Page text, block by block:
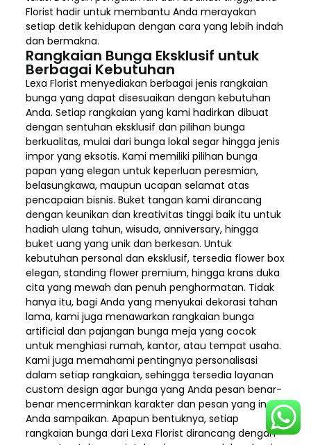
Florist hadir untuk membantu Anda merayakan
setiap detik kehidupan dengan cara yang lebih indah
dan bermakna.
Rangkaian Bunga Eksklusif untuk
Berbagai Kebutuhan
Lexa Florist menyediakan berbagai jenis rangkaian
bunga yang dapat disesuaikan dengan kebutuhan
Anda. Setiap rangkaian yang kami hadirkan dibuat
dengan sentuhan eksklusif dan pilihan bunga
berkualitas, mulai dari bunga lokal segar hingga jenis
impor yang eksotis. Kami memiliki pilihan bunga
papan yang elegan untuk keperluan peresmian,
belasungkawa, maupun ucapan selamat atas
pencapaian bisnis. Buket tangan kami dirancang
dengan keunikan dan kreativitas tinggi baik itu untuk
hadiah ulang tahun, wisuda, anniversary, hingga
buket uang yang unik dan berkesan. Untuk
kebutuhan personal dan eksklusif, tersedia flower box
elegan, standing flower premium, hingga krans duka
cita yang mewah dan penuh penghormatan. Tidak
hanya itu, bagi Anda yang menyukai dekorasi tahan
lama, kami juga menawarkan rangkaian bunga
artificial dan pajangan bunga meja yang cocok
untuk menghiasi rumah, kantor, atau tempat usaha.
Kami juga memahami pentingnya personalisasi
dalam setiap rangkaian, sehingga tersedia layanan
custom design agar bunga yang Anda pesan benar-
benar mencerminkan karakter dan pesan yang ingin
Anda sampaikan. Apapun bentuknya, setiap
rangkaian bunga dari Lexa Florist dirancang dengan